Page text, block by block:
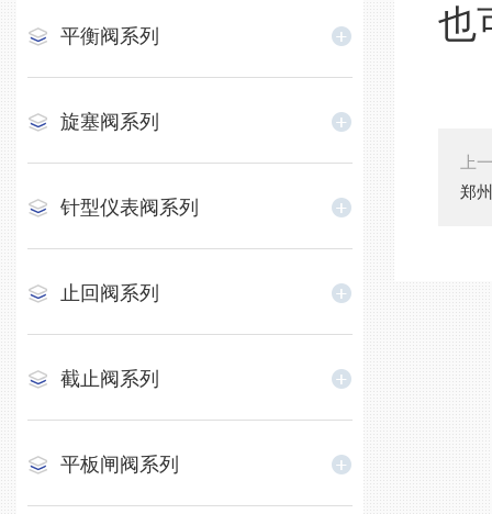
平衡阀系列
旋塞阀系列
针型仪表阀系列
止回阀系列
截止阀系列
平板闸阀系列
也
上
郑